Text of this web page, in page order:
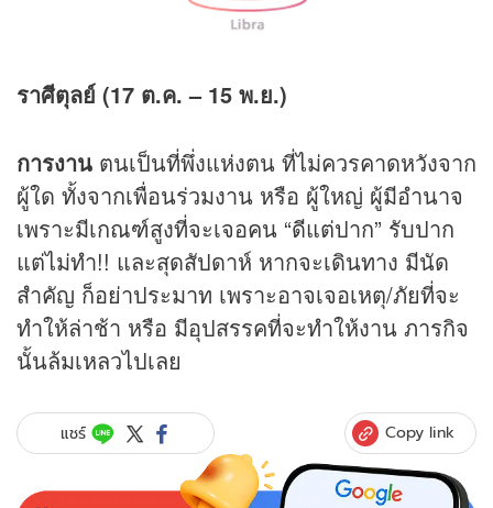
ราศีตุลย์ (17 ต.ค. – 15 พ.ย.)
การงาน ตนเป็นที่พึ่งแห่งตน ที่ไม่ควรคาดหวังจาก
ผู้ใด ทั้งจากเพื่อนร่วมงาน หรือ ผู้ใหญ่ ผู้มีอำนาจ
เพราะมีเกณฑ์สูงที่จะเจอคน “ดีแต่ปาก” รับปาก
แต่ไม่ทำ!! และสุดสัปดาห์ หากจะเดินทาง มีนัด
สำคัญ ก็อย่าประมาท เพราะอาจเจอเหตุ/ภัยที่จะ
ทำให้ล่าช้า หรือ มีอุปสรรคที่จะทำให้งาน ภารกิจ
นั้นล้มเหลวไปเลย
แชร์ Copy link